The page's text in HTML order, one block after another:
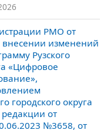
РМО от
изменений
Рузского
«Цифровое
городского округа
от
№3658, от